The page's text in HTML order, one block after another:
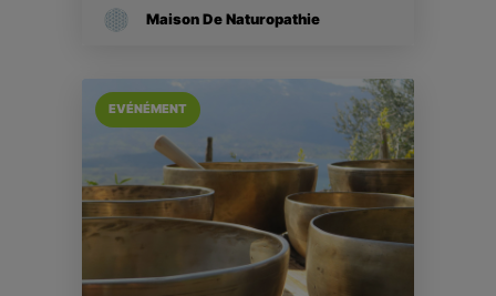
Maison De Naturopathie
EVÉNÉMENT